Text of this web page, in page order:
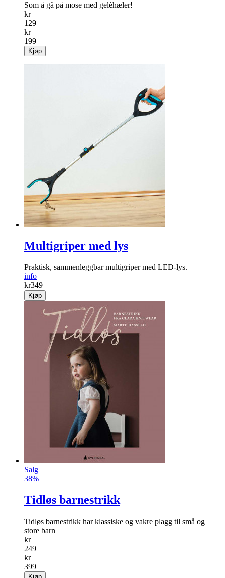
Som å gå på mose med gelèhæler!
kr
129
kr
199
Kjøp
Multigriper med lys
Praktisk, sammen­leggbar multigriper med LED-lys.
info
kr349
Kjøp
Salg
38%
Tidløs barnestrikk
Tidløs barnestrikk har klassiske og vakre plagg til små og
store barn
kr
249
kr
399